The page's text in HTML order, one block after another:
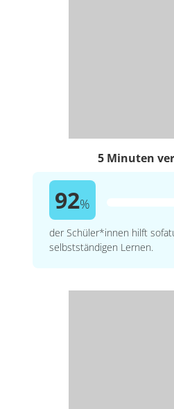
5 Minuten
92%
der Schüler*innen hilft
selbstständigen Lernen.